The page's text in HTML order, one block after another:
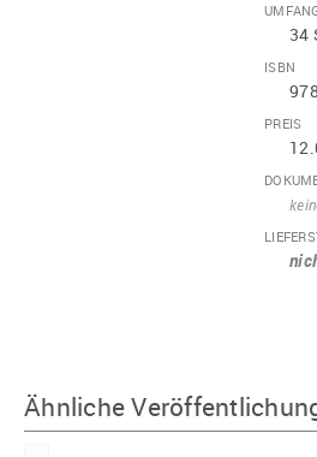
34
ISBN
PREIS
Ähnliche